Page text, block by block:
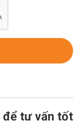
để tư vấn tốt